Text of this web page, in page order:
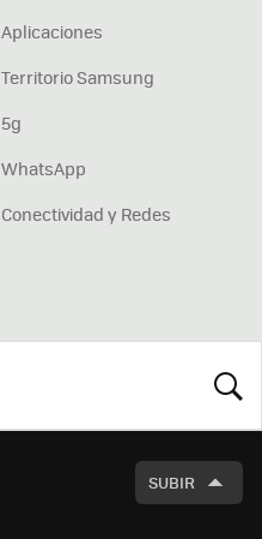
Aplicaciones
Territorio Samsung
5g
WhatsApp
Conectividad y Redes
SUBIR